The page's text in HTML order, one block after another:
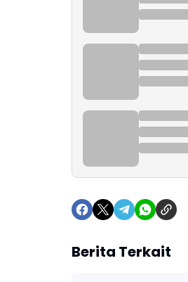
Berita Terkait